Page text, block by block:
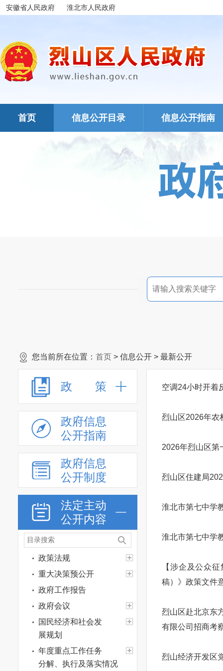
安徽省人民政府 淮北市人民政府
首页 信息公开目录 信息公开指南
您当前所在位置： 首页 > 信息公开 > 最新公开
政 策
政府信息
公开指南
政府信息
公开制度
法定主动
公开内容
政策法规
重大决策预公开
政府工作报告
政府会议
国民经济和社会发
展规划
年度重点工作任务
分解、执行及落实情况
空调24小时开着
烈山区2026年农
2026年烈山区第
烈山区住建局
淮北市第七中学
淮北市第七中学
【涉企及公众
稿）》政策文件
烈山区赴北京东
有限公司招商考
烈山经济开发区